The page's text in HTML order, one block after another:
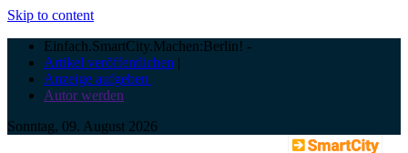
Skip to content
Einfach.SmartCity.Machen:Berlin! -
Artikel veröffentlichen |
Anzeige aufgeben |
Autor werden
Sonntag, 09. August 2026